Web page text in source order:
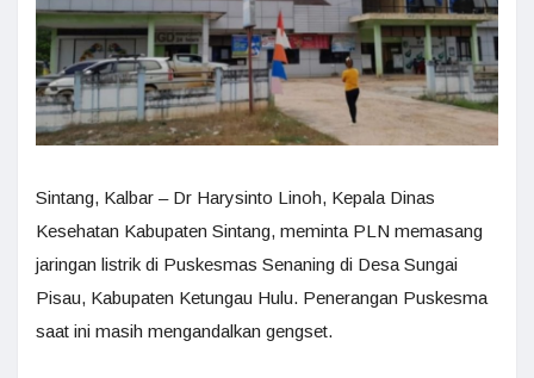
Sintang, Kalbar – Dr Harysinto Linoh, Kepala Dinas
Kesehatan Kabupaten Sintang, meminta PLN memasang
jaringan listrik di Puskesmas Senaning di Desa Sungai
Pisau, Kabupaten Ketungau Hulu. Penerangan Puskesma
saat ini masih mengandalkan gengset.